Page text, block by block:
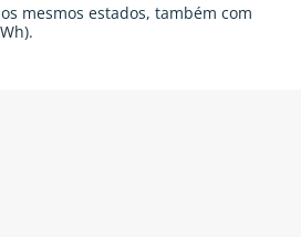
mesmos estados, também com